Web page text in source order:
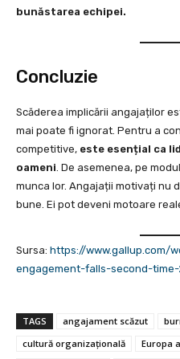
bunăstarea echipei.
Concluzie
Scăderea implicării angajaților
mai poate fi ignorat. Pentru a
competitive, este esențial ca
oameni . De asemenea, pe
munca lor. Angajații motivați nu
bune. Ei pot deveni motoare
Sursa: https://www.gallup.com/
engagement-falls-second-time-
TAGS angajament scăzut
cultură organizațională
Europa